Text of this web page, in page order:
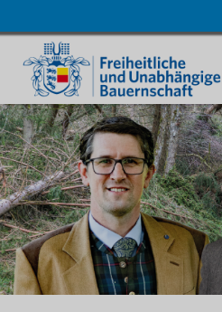
Navigation
überspringen